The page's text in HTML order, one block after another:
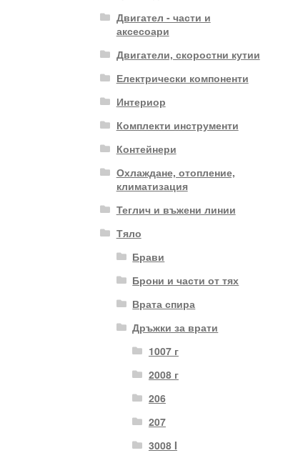
Двигател - части и
аксесоари
Двигатели, скоростни кутии
Електрически компоненти
Интериор
Комплекти инструменти
Контейнери
Охлаждане, отопление,
климатизация
Теглич и въжени линии
Тяло
Брави
Брони и части от тях
Врата спира
Дръжки за врати
1007 г
2008 г
206
207
3008 I